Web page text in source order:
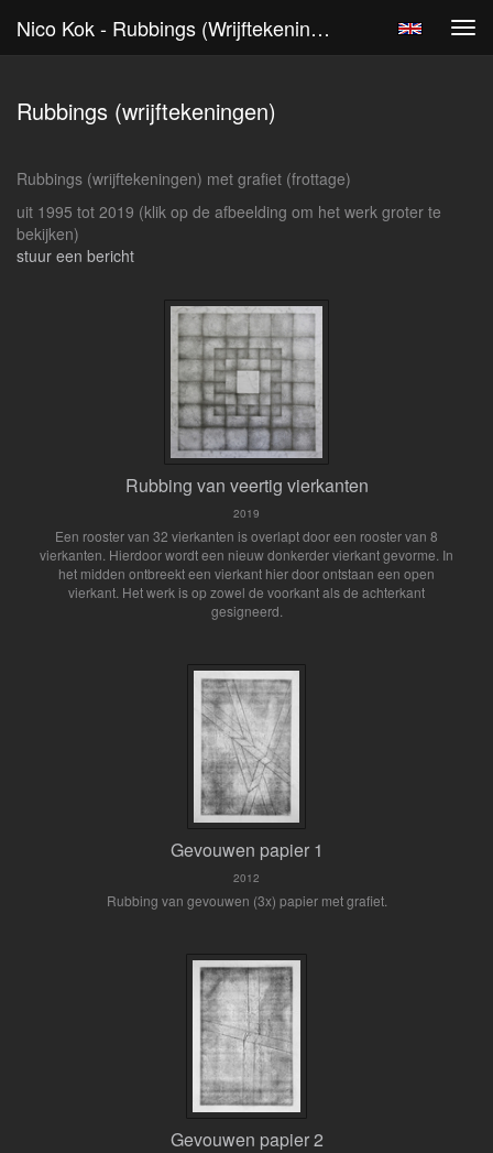
Nico Kok - Rubbings (wrijftekeningen)
Rubbings (wrijftekeningen)
Rubbings (wrijftekeningen) met grafiet (frottage)
uit 1995 tot 2019 (klik op de afbeelding om het werk groter te
bekijken)
stuur een bericht
Rubbing van veertig vierkanten
2019
Een rooster van 32 vierkanten is overlapt door een rooster van 8
vierkanten. Hierdoor wordt een nieuw donkerder vierkant gevorme. In
het midden ontbreekt een vierkant hier door ontstaan een open
vierkant. Het werk is op zowel de voorkant als de achterkant
gesigneerd.
Gevouwen papier 1
2012
Rubbing van gevouwen (3x) papier met grafiet.
Gevouwen papier 2